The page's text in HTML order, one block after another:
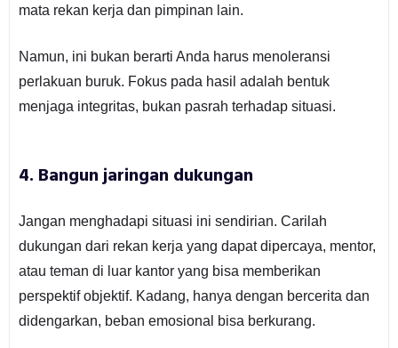
mata rekan kerja dan pimpinan lain.
Namun, ini bukan berarti Anda harus menoleransi
perlakuan buruk. Fokus pada hasil adalah bentuk
menjaga integritas, bukan pasrah terhadap situasi.
4. Bangun jaringan dukungan
Jangan menghadapi situasi ini sendirian. Carilah
dukungan dari rekan kerja yang dapat dipercaya, mentor,
atau teman di luar kantor yang bisa memberikan
perspektif objektif. Kadang, hanya dengan bercerita dan
didengarkan, beban emosional bisa berkurang.